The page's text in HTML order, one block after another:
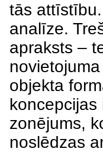
tās
analīze.
apraksts –
objekta
koncepcijas
zonējums,
noslēdzas